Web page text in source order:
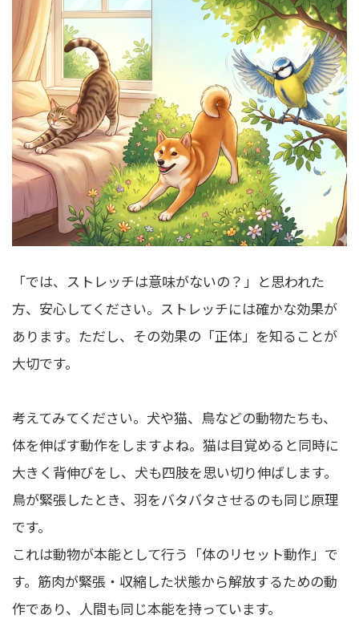
「では、ストレッチは意味がないの？」と思われた
方、安心してください。ストレッチには確かな効果が
あります。ただし、その効果の「正体」を知ることが
大切です。
考えてみてください。犬や猫、鳥などの動物たちも、
体を伸ばす動作をしますよね。猫は目覚めると同時に
大きく背伸びをし、犬も四肢を思い切り伸ばします。
鳥が緊張したとき、羽をバタバタさせるのも同じ原理
です。
これは動物が本能として行う「体のリセット動作」で
す。筋肉が緊張・収縮した状態から解放するための動
作であり、人間も同じ本能を持っています。